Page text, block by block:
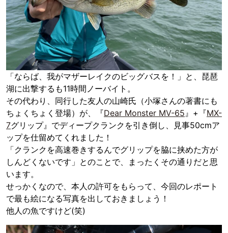
「ならば、我がマザーレイクのビッグバスを！」と、琵琶
湖に出撃するも11時間ノーバイト。
その代わり、同行した友人の山崎氏（小塚さんの著書にも
ちょくちょく登場）が、『Dear Monster MV-65』+『MX-
7グリップ』でディープクランクを引き倒し、見事50cmア
ップを仕留めてくれました！
「クランクを高速巻きするんでグリップを脇に挟めた方が
しんどくないです」とのことで、まったくその通りだと思
います。
せっかくなので、本人の許可をもらって、今回のレポート
で最も絵になる写真を出しておきましょう！
他人の魚ですけど(笑)